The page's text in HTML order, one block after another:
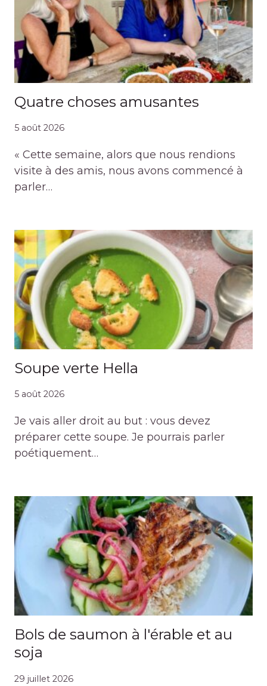
Quatre choses amusantes
5 août 2026
« Cette semaine, alors que nous rendions
visite à des amis, nous avons commencé à
parler…
Soupe verte Hella
5 août 2026
Je vais aller droit au but : vous devez
préparer cette soupe. Je pourrais parler
poétiquement…
Bols de saumon à l'érable et au
soja
29 juillet 2026